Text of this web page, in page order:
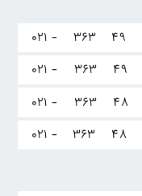
۰۲۱ - ۳۶۳ ۴۹
۰۲۱ -
۳۶۳ ۴۹
۰۲۱ -
۳۶۳ ۴۸
۰۲۱ -
۳۶۳ ۴۸